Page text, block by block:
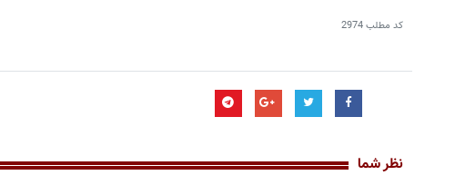
کد مطلب2974
نظر شما